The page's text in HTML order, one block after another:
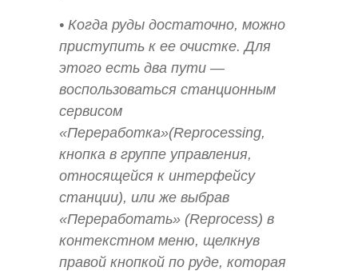
• Когда руды достаточно, можно
приступить к ее очистке. Для
этого есть два пути —
воспользоваться станционным
сервисом
«Переработка»(Reprocessing,
кнопка в группе управления,
относящейся к интерфейсу
станции), или же выбрав
«Переработать» (Reprocess) в
контекстном меню, щелкнув
правой кнопкой по руде, которая